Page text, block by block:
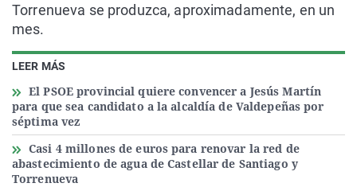
LEER MÁS
El PSOE provincial quiere convencer a Jesús Martín
para que sea candidato a la alcaldía de Valdepeñas por
séptima vez
Casi 4 millones de euros para renovar la red de
abastecimiento de agua de Castellar de Santiago y
Torrenueva
Torrenueva se produzca, aproximadamente, en un
mes.